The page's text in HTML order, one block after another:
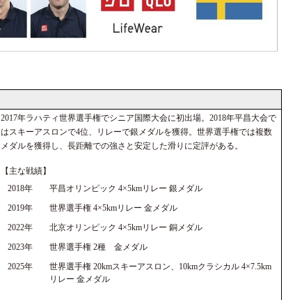
2017年ラハティ世界選手権でシニア国際大会に初出場。2018年平昌大会で
はスキーアスロンで4位、リレーで銀メダルを獲得。世界選手権では複数
メダルを獲得し、長距離での強さと安定した滑りに定評がある。
【主な戦績】
2018年
平昌オリンピック 4×5kmリレー 銀メダル
2019年
世界選手権 4×5kmリレー 金メダル
2022年
北京オリンピック 4×5kmリレー 銅メダル
2023年
世界選手権 2種 金メダル
2025年
世界選手権 20kmスキーアスロン、10kmクラシカル 4×7.5km
リレー 金メダル